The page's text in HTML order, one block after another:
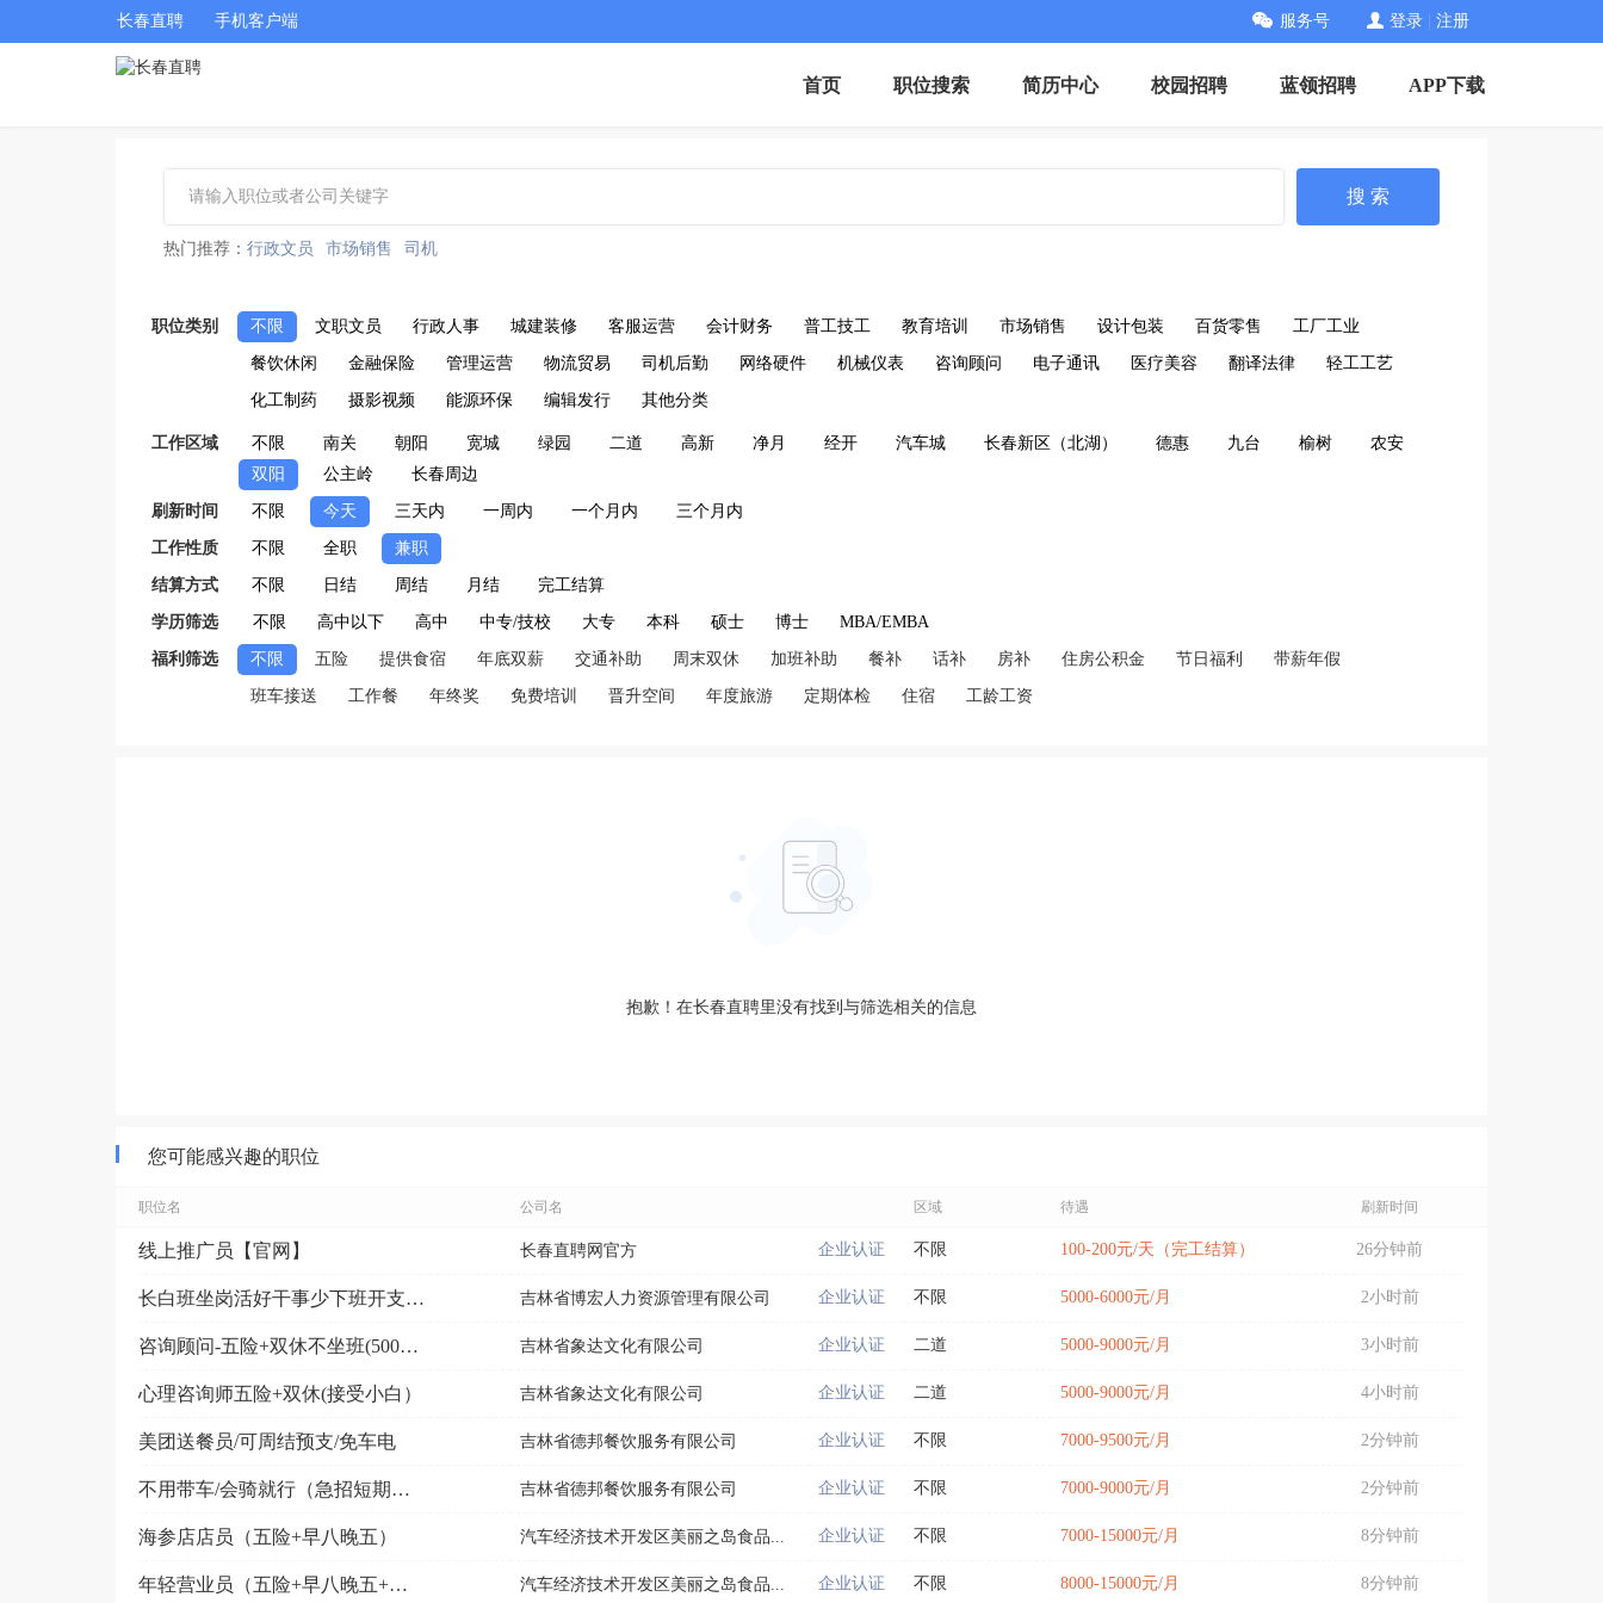
长春直聘 手机客户端 服务号 登录 注册
首页 职位搜索 简历中心 校园招聘 蓝领招聘 APP下载
搜 索
热门推荐： 行政文员 市场销售 司机
职位类别 不限 文职文员 行政人事 城建装修 客服运营 会计财务 普工技工 教育培训 市场销售 设计包装 百货零售 工厂工业
餐饮休闲 金融保险 管理运营 物流贸易 司机后勤 网络硬件 机械仪表 咨询顾问 电子通讯 医疗美容 翻译法律 轻工工艺
化工制药 摄影视频 能源环保 编辑发行 其他分类
工作区域 不限 南关 朝阳 宽城 绿园 二道 高新 净月 经开 汽车城 长春新区（北湖） 德惠 九台 榆树
农安
双阳
公主岭 长春周边
刷新时间 不限 今天 三天内 一周内 一个月内 三个月内
工作性质 不限 全职 兼职
结算方式 不限 日结 周结 月结 完工结算
学历筛选 不限 高中以下 高中 中专/技校 大专 本科 硕士 博士 MBA/EMBA
福利筛选 不限 五险 提供食宿 年底双薪 交通补助 周末双休 加班补助 餐补 话补 房补 住房公积金 节日福利 带薪年假
班车接送 工作餐 年终奖 免费培训 晋升空间 年度旅游 定期体检 住宿 工龄工资
抱歉！在长春直聘里没有找到与筛选相关的信息
您可能感兴趣的职位
职位名 公司名 区域 待遇 刷新时间
线上推广员【官网】 长春直聘网官方 企业认证 不限 100-200元/天（完工结算） 26分钟前
长白班坐岗活好干事少下班开支172.5/天供吃供住 吉林省博宏人力资源管理有限公司 企业认证 不限 5000-6000元/月 2小时前
咨询顾问-五险+双休不坐班(5000-9000元） 吉林省象达文化有限公司 企业认证 二道 5000-9000元/月 3小时前
心理咨询师五险+双休(接受小白） 吉林省象达文化有限公司 企业认证 二道 5000-9000元/月 4小时前
美团送餐员/可周结预支/免车电 吉林省德邦餐饮服务有限公司 企业认证 不限 7000-9500元/月 2分钟前
不用带车/会骑就行（急招短期骑手） 吉林省德邦餐饮服务有限公司 企业认证 不限 7000-9000元/月 2分钟前
海参店店员（五险+早八晚五） 汽车经济技术开发区美丽之岛食品... 企业认证 不限 7000-15000元/月 8分钟前
年轻营业员（五险+早八晚五+就近分配） 汽车经济技术开发区美丽之岛食品... 企业认证 不限 8000-15000元/月 8分钟前